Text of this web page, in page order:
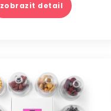
zobrazit detail